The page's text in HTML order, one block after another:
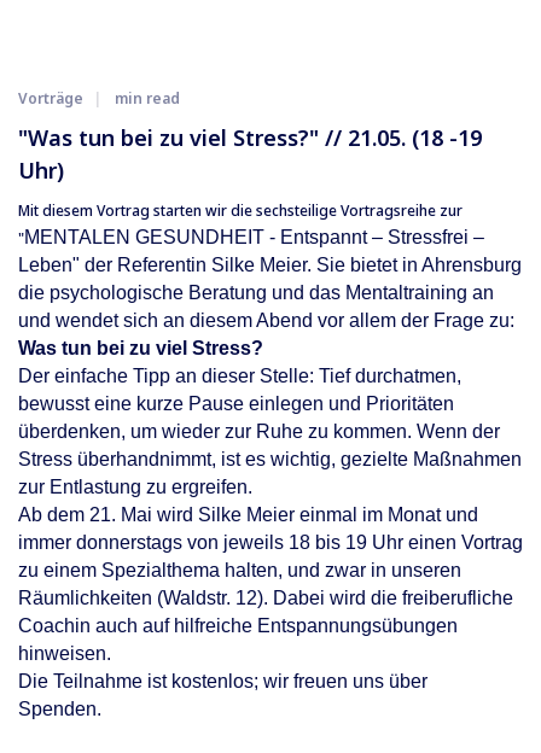
Vorträge min read
"Was tun bei zu viel Stress?" // 21.05. (18 -19
Uhr)
Mit diesem Vortrag starten wir die sechsteilige Vortragsreihe zur
"MENTALEN GESUNDHEIT - Entspannt – Stressfrei –
Leben" der Referentin Silke Meier. Sie bietet in Ahrensburg
die psychologische Beratung und das Mentaltraining an
und wendet sich an diesem Abend vor allem der Frage zu:
Was tun bei zu viel Stress?
Der einfache Tipp an dieser Stelle: Tief durchatmen,
bewusst eine kurze Pause einlegen und Prioritäten
überdenken, um wieder zur Ruhe zu kommen. Wenn der
Stress überhandnimmt, ist es wichtig, gezielte Maßnahmen
zur Entlastung zu ergreifen.
Ab dem 21. Mai wird Silke Meier einmal im Monat und
immer donnerstags von jeweils 18 bis 19 Uhr einen Vortrag
zu einem Spezialthema halten, und zwar in unseren
Räumlichkeiten (Waldstr. 12). Dabei wird die freiberufliche
Coachin auch auf hilfreiche Entspannungsübungen
hinweisen.
Die Teilnahme ist kostenlos; wir freuen uns über
Spenden.